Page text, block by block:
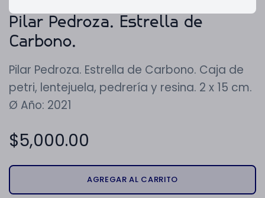
Pilar Pedroza. Estrella de
Carbono.
Pilar Pedroza. Estrella de Carbono. Caja de
petri, lentejuela, pedrería y resina. 2 x 15 cm.
Ø Año: 2021
$5,000.00
AGREGAR AL CARRITO